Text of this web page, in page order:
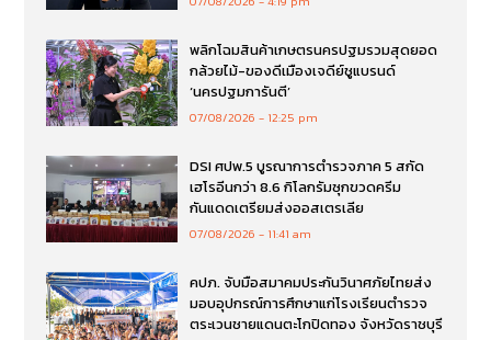
พลิกโฉมสินค้าเกษตรนครปฐมรวมสุดยอด
กล้วยไม้-ของดีเมืองเจดีย์ชูแบรนด์
‘นครปฐมการันตี’
07/08/2026 12:25 pm
DSI ศปพ.5 บูรณาการตำรวจภาค 5 สกัด
เฮโรอีนกว่า 8.6 กิโลกรัมซุกขวดครีม
กันแดดเตรียมส่งออสเตรเลีย
07/08/2026 11:41 am
คปภ. จับมือสมาคมประกันวินาศภัยไทยส่ง
มอบอุปกรณ์การศึกษาแก่โรงเรียนตำรวจ
ตระเวนชายแดนตะโกปิดทอง จังหวัดราชบุรี